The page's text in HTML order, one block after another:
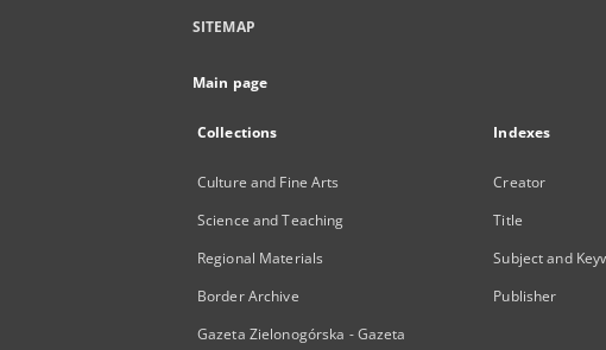
SITEMAP
Main page
Collections
Culture and Fine Arts
Science and Teaching
Regional Materials
Border Archive
Gazeta Zielonogórska - Gazeta
Indexes
Creator
Title
Subject and
Publisher